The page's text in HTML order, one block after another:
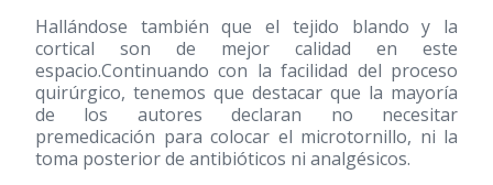
Hallándose también que el tejido blando y la
cortical son de mejor calidad en este
espacio.Continuando con la facilidad del proceso
quirúrgico, tenemos que destacar que la mayoría
de los autores declaran no necesitar
premedicación para colocar el microtornillo, ni la
toma posterior de antibióticos ni analgésicos.